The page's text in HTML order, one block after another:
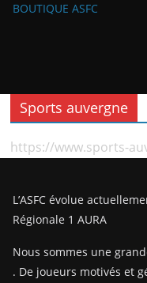
BOUTIQUE ASFC
Sports auvergne
https://www.sports-
L’ASFC évolue
Régionale 1 AURA
Nous sommes une
. De joueurs motivés et